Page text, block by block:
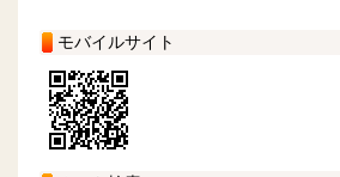
モバイルサイト